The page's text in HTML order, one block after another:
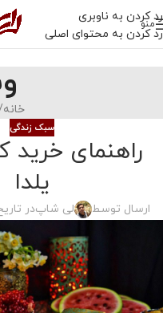
رد کردن به ناوبری
رد کردن به محتوای اصلی
منو
خانه
سبک زندگی
راهنمای
یلدا
ارسال توسط لی شاپدر تاریخ